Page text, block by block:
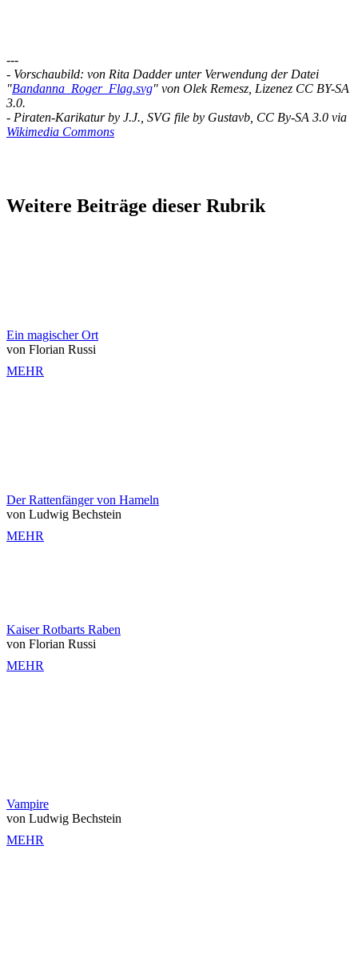
---
- Vorschaubild: von Rita Dadder unter Verwendung der Datei
"Bandanna_Roger_Flag.svg" von Olek Remesz, Lizenez CC BY-SA
3.0.
- Piraten-Karikatur by J.J., SVG file by Gustavb, CC By-SA 3.0 via
Wikimedia Commons
Weitere Beiträge dieser Rubrik
Ein magischer Ort
von Florian Russi
MEHR
Der Rattenfänger von Hameln
von Ludwig Bechstein
MEHR
Kaiser Rotbarts Raben
von Florian Russi
MEHR
Vampire
von Ludwig Bechstein
MEHR